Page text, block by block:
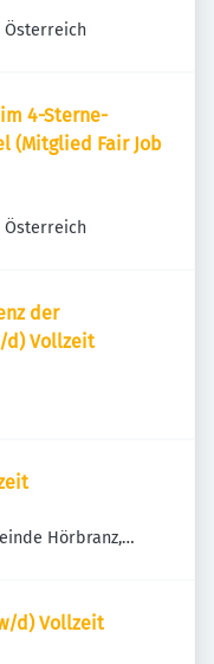
Österreich
4-Sterne-
(Mitglied Fair Job
Österreich
der
d) Vollzeit
Hörbranz,
d) Vollzeit